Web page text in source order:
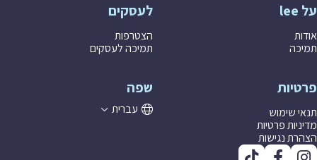
על lee
אודות
תמיכה
לעסקים
הצטרפות
תמיכה לעסקים
פרטיות
תנאי שימוש
מדיניות פרטיות
הצהרת נגישות
שפה
עברית